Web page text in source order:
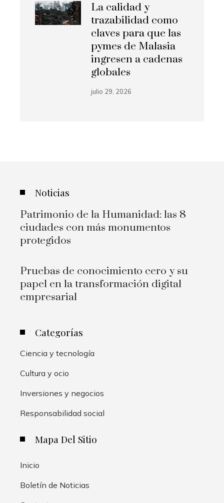
La calidad y
trazabilidad como
claves para que las
pymes de Malasia
ingresen a cadenas
globales
julio 29, 2026
Noticias
Patrimonio de la Humanidad: las 8
ciudades con más monumentos
protegidos
Pruebas de conocimiento cero y su
papel en la transformación digital
empresarial
Categorías
Ciencia y tecnología
Cultura y ocio
Inversiones y negocios
Responsabilidad social
Mapa Del Sitio
Inicio
Boletín de Noticias